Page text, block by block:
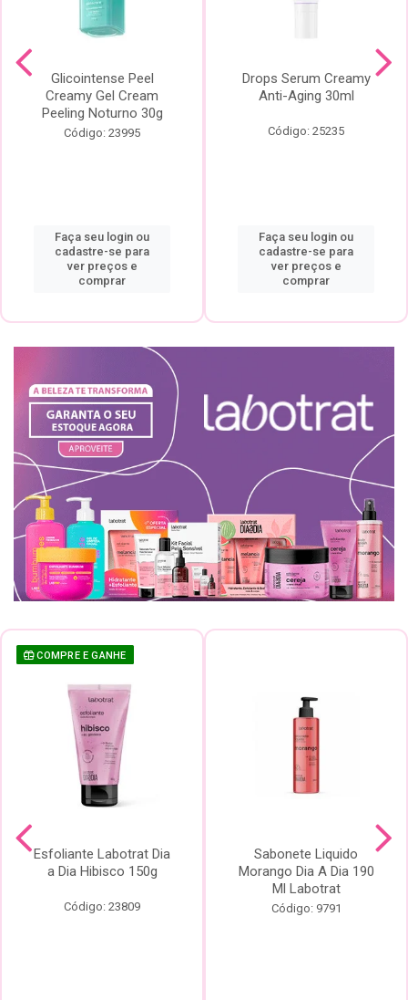
Glicointense Peel
Creamy Gel Cream
Peeling Noturno 30g
Código: 23995
Faça seu login ou
cadastre-se para
ver preços e
comprar
Drops Serum Creamy
Anti-Aging 30ml
Código: 25235
Faça seu login ou
cadastre-se para
ver preços e
comprar
COMPRE E GANHE
Esfoliante Labotrat Dia
a Dia Hibisco 150g
Código: 23809
Sabonete Liquido
Morango Dia A Dia 190
Ml Labotrat
Código: 9791